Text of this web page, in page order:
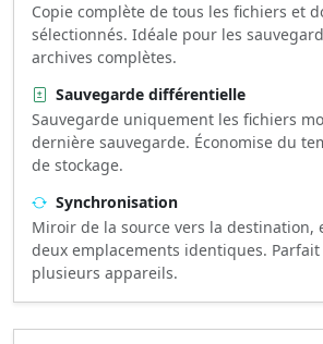
Copie complète de tous les fichiers et
sélectionnés. Idéale pour les
archives complètes.
Sauvegarde différentielle
Sauvegarde uniquement les fichiers
dernière sauvegarde. Économise du
de stockage.
Synchronisation
Miroir de la source vers la destination,
deux emplacements identiques.
plusieurs appareils.